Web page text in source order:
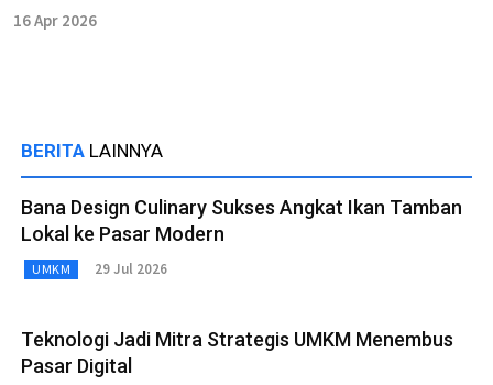
16 Apr 2026
BERITA LAINNYA
Bana Design Culinary Sukses Angkat Ikan Tamban
Lokal ke Pasar Modern
UMKM 29 Jul 2026
Teknologi Jadi Mitra Strategis UMKM Menembus
Pasar Digital